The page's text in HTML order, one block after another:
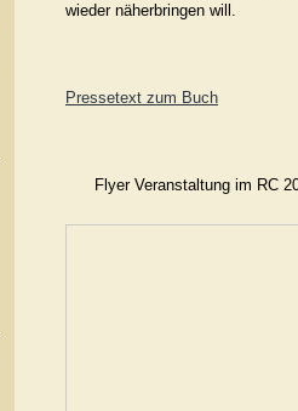
wieder näherbringen will.
Pressetext zum Buch
Flyer Veranstaltung im